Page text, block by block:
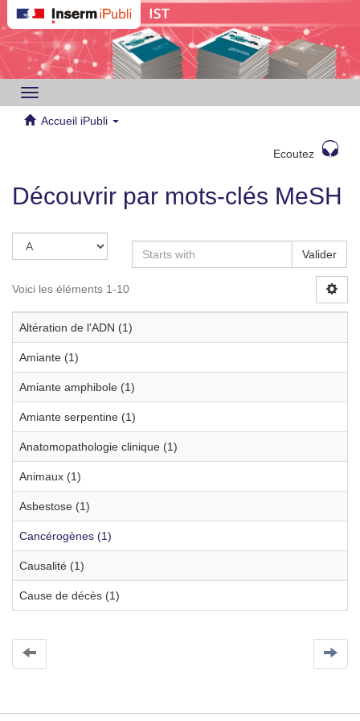
Toggle
navigation
Accueil iPubli
Ecoutez
Découvrir par mots-clés MeSH
Valider
Voici les éléments 1-10
Altération de l'ADN (1)
Amiante (1)
Amiante amphibole (1)
Amiante serpentine (1)
Anatomopathologie clinique (1)
Animaux (1)
Asbestose (1)
Cancérogènes (1)
Causalité (1)
Cause de décès (1)